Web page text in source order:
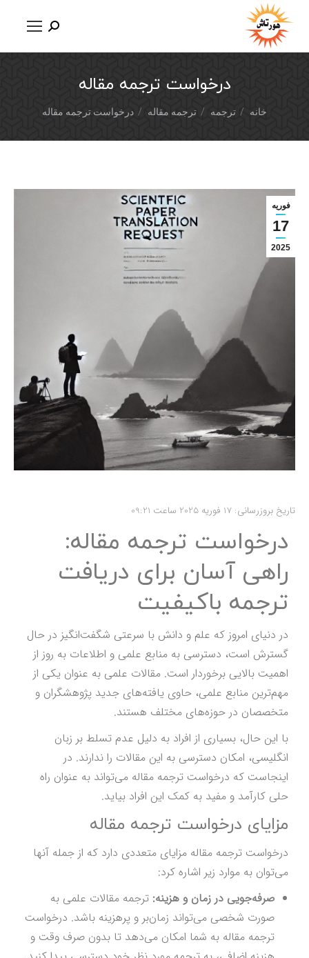
درخواست ترجمه مقاله
شما اینجا هستید:
خانه ترجمه ترجمه مقاله درخواست ترجمه مقاله
فوریه
17
2025
تاریخ بروزرسانی: 17 فوریه 2025 ساعت 09:21
درخواست ترجمه مقاله:
راهی آسان برای دریافت
ترجمه باکیفیت
در دنیای امروز که علم و دانش با سرعتی شگفت‌انگیز در حال
گسترش است، دسترسی به منابع علمی و اطلاعات به روز از
اهمیت بالایی برخوردار است. مقالات علمی به عنوان یکی از
مهم‌ترین منابع علمی، حاوی یافته‌های جدید پژوهشگران و
متخصصان در حوزه‌های مختلف هستند.
با این حال، بسیاری از افراد به دلیل عدم تسلط بر زبان
انگلیسی، امکان دسترسی به این مقالات را ندارند. در
اینجاست که درخواست ترجمه مقاله می‌تواند به عنوان راه
حلی کارآمد و مفید به کمک این افراد بیاید.
مزایای درخواست ترجمه مقاله
درخواست ترجمه مقاله مزایای متعددی دارد که از جمله آنها
می‌توان به موارد زیر اشاره کرد:
صرفه‌جویی در زمان و هزینه: ترجمه مقالات علمی به
صورت شخصی می‌تواند زمان‌بر و پرهزینه باشد. درخواست
ترجمه مقاله به شما امکان می‌دهد تا بدون صرف وقت و